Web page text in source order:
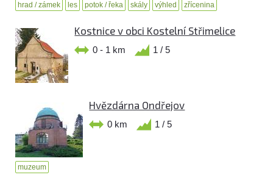
hrad / zámek les potok / řeka skály výhled zřícenina
Kostnice v obci Kostelní Střimelice
0 - 1 km 1 / 5
Hvězdárna Ondřejov
0 km 1 / 5
muzeum